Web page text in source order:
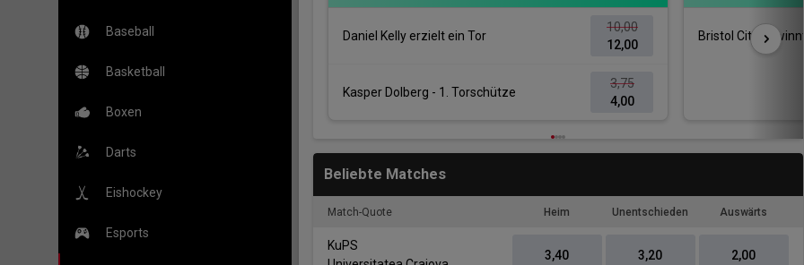
Baseball
Basketball
Boxen
Darts
Eishockey
Esports
Daniel Kelly erzielt ein Tor
10,00
12,00
Kasper Dolberg - 1. Torschütze
3,75
4,00
Bristol City gewinnt
Beliebte Matches
Match-Quote Heim Unentschieden Auswärts
KuPS
3,40 3,20 2,00